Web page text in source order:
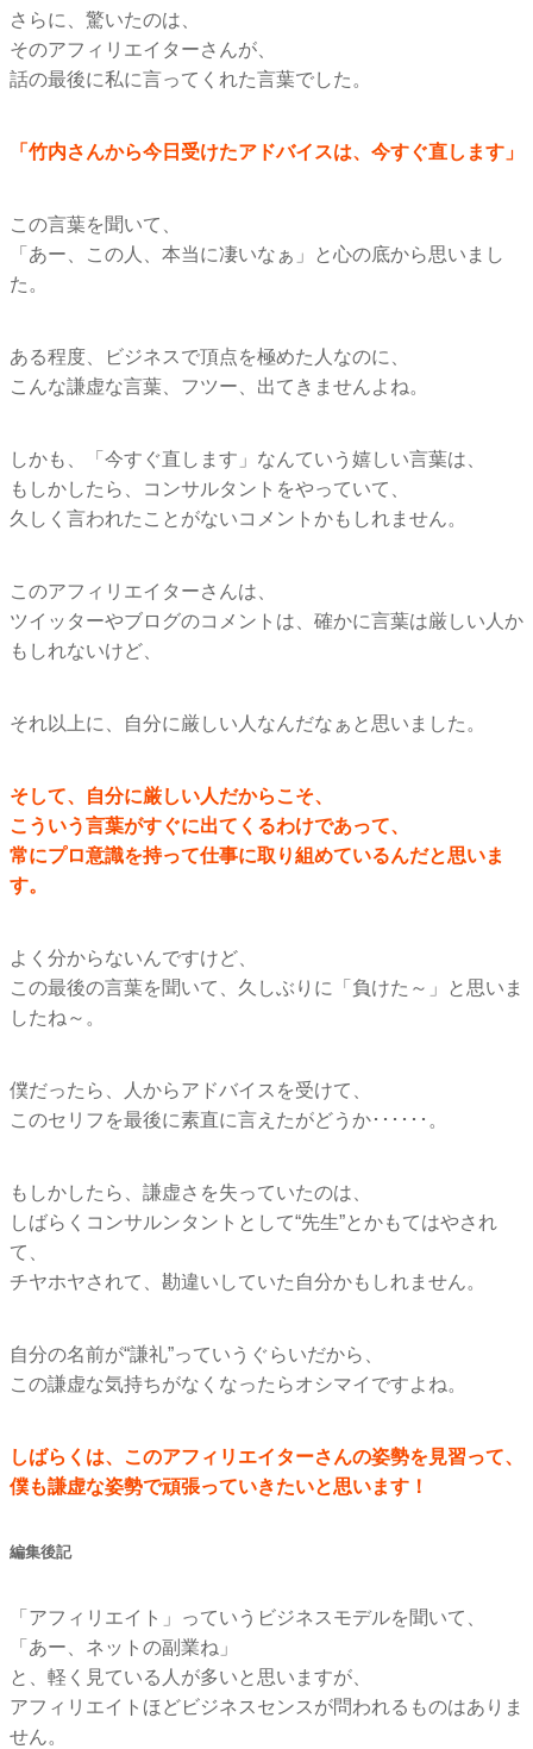
さらに、驚いたのは、
そのアフィリエイターさんが、
話の最後に私に言ってくれた言葉でした。
「竹内さんから今日受けたアドバイスは、今すぐ直します」
この言葉を聞いて、
「あー、この人、本当に凄いなぁ」と心の底から思いまし
た。
ある程度、ビジネスで頂点を極めた人なのに、
こんな謙虚な言葉、フツー、出てきませんよね。
しかも、「今すぐ直します」なんていう嬉しい言葉は、
もしかしたら、コンサルタントをやっていて、
久しく言われたことがないコメントかもしれません。
このアフィリエイターさんは、
ツイッターやブログのコメントは、確かに言葉は厳しい人か
もしれないけど、
それ以上に、自分に厳しい人なんだなぁと思いました。
そして、自分に厳しい人だからこそ、
こういう言葉がすぐに出てくるわけであって、
常にプロ意識を持って仕事に取り組めているんだと思いま
す。
よく分からないんですけど、
この最後の言葉を聞いて、久しぶりに「負けた～」と思いま
したね～。
僕だったら、人からアドバイスを受けて、
このセリフを最後に素直に言えたがどうか･･････。
もしかしたら、謙虚さを失っていたのは、
しばらくコンサルンタントとして“先生”とかもてはやされ
て、
チヤホヤされて、勘違いしていた自分かもしれません。
自分の名前が“謙礼”っていうぐらいだから、
この謙虚な気持ちがなくなったらオシマイですよね。
しばらくは、このアフィリエイターさんの姿勢を見習って、
僕も謙虚な姿勢で頑張っていきたいと思います！
編集後記
「アフィリエイト」っていうビジネスモデルを聞いて、
「あー、ネットの副業ね」
と、軽く見ている人が多いと思いますが、
アフィリエイトほどビジネスセンスが問われるものはありま
せん。